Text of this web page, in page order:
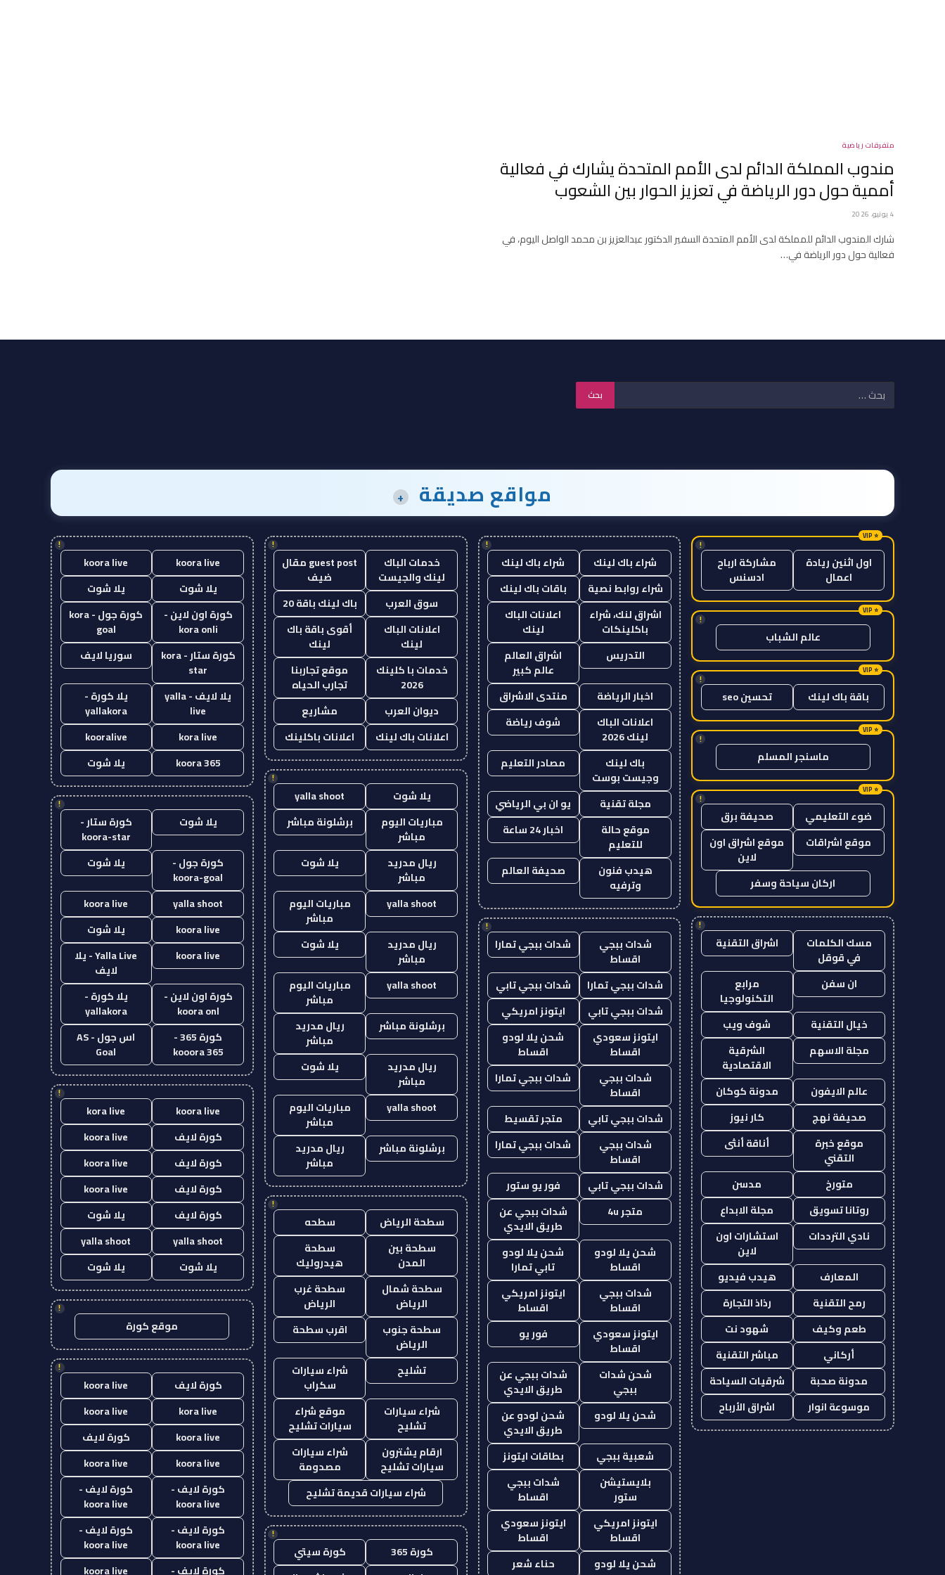
متفرقات رياضية
مندوب المملكة الدائم لدى الأمم المتحدة يشارك في فعالية
أممية حول دور الرياضة في تعزيز الحوار بين الشعوب
4 يونيو، 2026
شارك المندوب الدائم للمملكة لدى الأمم المتحدة السفير الدكتور عبدالعزيز بن محمد الواصل اليوم، في
فعالية حول دور الرياضة في…
مواقع صديقة +
!
اول اثنين ريادة
اعمال
مشاركة ارباح
ادسنس
!
عالم الشباب
!
باقة باك لينك تحسين seo
!
ماسنجر المسلم
!
ضوء التعليمي
صحيفة برق
موقع اشراقات
موقع اشراق اون
لاين
اركان سياحة وسفر
!
مسك الكلمات
في قوقل
اشراق التقنية
ان سفن
مرابع
التكنولوجيا
خيال التقنية
شوف ويب
مجلة الاسهم
الشرقية
الاقتصادية
عالم الايفون
مدونة كوكان
صحيفة نهج
كار نيوز
موقع خبرة
التقني
أناقة أنثى
متورخ
مدسن
روتانا تسويق
مجلة الابداع
نادي الترددات
استشارات اون
لاين
المعارف
هيدب فيديو
رمح التقنية
رذاذ التجارة
طعم وكيف
شهود نت
أركاني
مباشر التقنية
مدونة صحبة
شرقيات السياحة
موسوعة انوار
اشراق الأرباح
!
شراء باك لينك
شراء باك لينك
شراء روابط نصية
باقات باك لينك
اشراق لنك، شراء
باكلينكات
اعلانات الباك
لينك
التدريس
اشراق العالم
عالم كبير
اخبار الرياضة
منتدى الاشراق
اعلانات الباك
لينك 2026
شوف رياضة
باك لينك
وجيست بوست
مصادر التعليم
مجلة تقنية
يو ان بي الرياضي
موقع حالة
للتعليم
اخبار 24 ساعة
هيدب فنون
وترفيه
صحيفة العالم
!
شدات ببجي
اقساط
شدات ببجي تمارا
شدات ببجي تمارا
شدات ببجي تابي
شدات ببجي تابي
ايتونز امريكي
ايتونز سعودي
اقساط
شحن يلا لودو
اقساط
شدات ببجي
اقساط
شدات ببجي تمارا
شدات ببجي تابي
متجر تقسيط
شدات ببجي
اقساط
شدات ببجي تمارا
شدات ببجي تابي
فور يو ستور
متجر 4u
شدات ببجي عن
طريق الايدي
شحن يلا لودو
اقساط
شحن يلا لودو
تابي تمارا
شدات ببجي
اقساط
ايتونز امريكي
اقساط
ايتونز سعودي
اقساط
فور يو
شحن شدات
ببجي
شدات ببجي عن
طريق الايدي
شحن يلا لودو
شحن لودو عن
طريق الايدي
شعبية ببجي
بطاقات ايتونز
بلايستيشن
ستور
شدات ببجي
اقساط
ايتونز امريكي
اقساط
ايتونز سعودي
اقساط
شحن يلا لودو
حناء شعر
!
خدمات الباك
لينك والجيست
guest post مقال
ضيف
سوق العرب
باك لينك باقة 20
اعلانات الباك
لينك
أقوى باقة باك
لينك
خدمات با كلينك
2026
موقع تجاربنا
تجارب الحياه
ديوان العرب
مشاريع
اعلانات باك لينك
اعلانات باكلينك
!
يلا شوت
yalla shoot
مباريات اليوم
مباشر
برشلونة مباشر
ريال مدريد
مباشر
يلا شوت
yalla shoot
مباريات اليوم
مباشر
ريال مدريد
مباشر
يلا شوت
yalla shoot
مباريات اليوم
مباشر
برشلونة مباشر
ريال مدريد
مباشر
ريال مدريد
مباشر
يلا شوت
yalla shoot
مباريات اليوم
مباشر
برشلونة مباشر
ريال مدريد
مباشر
!
سطحة الرياض
سطحه
سطحة بين
المدن
سطحة
هيدروليك
سطحة شمال
الرياض
سطحة غرب
الرياض
سطحة جنوب
الرياض
اقرب سطحة
تشليح
شراء سيارات
سكراب
شراء سيارات
تشليح
موقع شراء
سيارات تشليح
ارقام يشترون
سيارات تشليح
شراء سيارات
مصدومة
شراء سيارات قديمة تشليح
!
كورة 365
كورة سيتي
!
koora live
koora live
يلا شوت
يلا شوت
كورة اون لاين -
kora onli
كورة جول - kora
goal
كورة ستار - kora
star
سوريا لايف
يلا لايف - yalla
live
يلا كورة -
yallakora
kora live
kooralive
koora 365
يلا شوت
!
يلا شوت
كورة ستار -
koora-star
كورة جول -
koora-goal
يلا شوت
yalla shoot
koora live
koora live
يلا شوت
koora live
Yalla Live - يلا
لايف
كورة اون لاين -
koora onl
يلا كورة -
yallakora
كورة 365 -
kooora 365
اس جول - AS
Goal
!
koora live
kora live
كورة لايف
koora live
كورة لايف
koora live
كورة لايف
koora live
كورة لايف
يلا شوت
yalla shoot
yalla shoot
يلا شوت
يلا شوت
!
موقع كورة
!
كورة لايف
koora live
kora live
koora live
koora live
كورة لايف
koora live
koora live
كورة لايف -
koora live
كورة لايف -
koora live
كورة لايف -
koora live
كورة لايف -
koora live
كورة لايف -
koora live